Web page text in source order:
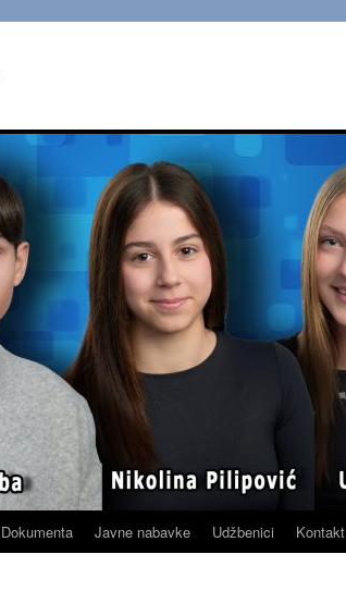
Dokumenta Javne nabavke Udžbenici Kontakt